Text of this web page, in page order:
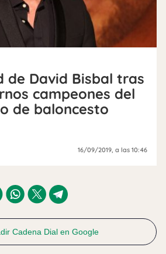
de David Bisbal tras
campeones del
de baloncesto
16/09/2019 , a las 10:46
Cadena Dial en Google